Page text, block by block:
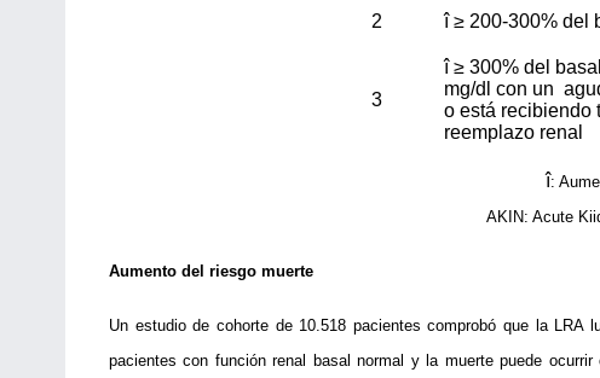
2 î≥ 200-300% del
3
î≥ 300% del
mg/dl con un
o está recibiendo
reemplazo renal
î:
AKIN: Acute
Aumento del riesgo muerte
Un estudio de cohorte de 10.518 pacientes comprobó que la
pacientes con función renal basal normal y la muerte puede